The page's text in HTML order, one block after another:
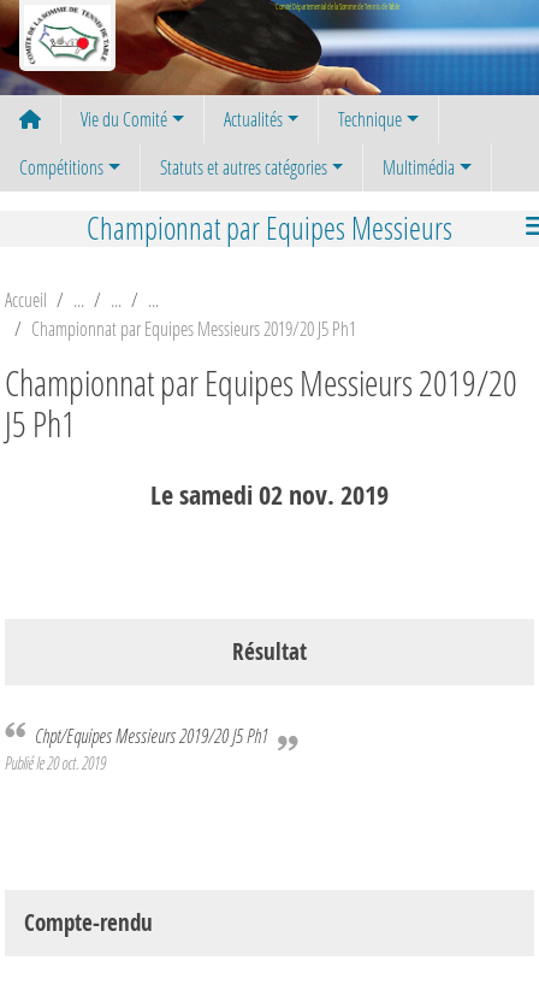
Comité Départemental de la Somme de Tennis de Table
Vie du Comité Actualités
Technique
Compétitions
Statuts et autres catégories Multimédia
Championnat par Equipes Messieurs
Accueil
Championnat par Equipes Messieurs 2019/20 J5 Ph1
Championnat par Equipes Messieurs 2019/20
J5 Ph1
Lesamedi02nov.2019
Résultat
Chpt/Equipes Messieurs 2019/20 J5 Ph1
Publié le20 oct. 2019
Compte-rendu
Panneau de gestion des cookies